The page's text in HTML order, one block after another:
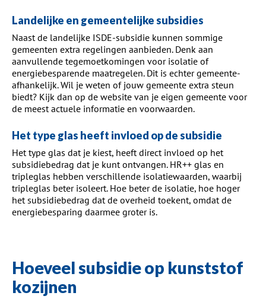
Landelijke en gemeentelijke subsidies
Naast de landelijke ISDE-subsidie kunnen sommige
gemeenten extra regelingen aanbieden. Denk aan
aanvullende tegemoetkomingen voor isolatie of
energiebesparende maatregelen. Dit is echter gemeente-
afhankelijk. Wil je weten of jouw gemeente extra steun
biedt? Kijk dan op de website van je eigen gemeente voor
de meest actuele informatie en voorwaarden.
Het type glas heeft invloed op de subsidie
Het type glas dat je kiest, heeft direct invloed op het
subsidiebedrag dat je kunt ontvangen. HR++ glas en
tripleglas hebben verschillende isolatiewaarden, waarbij
tripleglas beter isoleert. Hoe beter de isolatie, hoe hoger
het subsidiebedrag dat de overheid toekent, omdat de
energiebesparing daarmee groter is.
Hoeveel subsidie op kunststof
kozijnen